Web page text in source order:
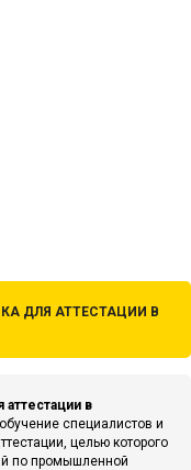
ДЛЯ АТТЕСТАЦИИ В
в
специалистов и
целью которого
по промышленной